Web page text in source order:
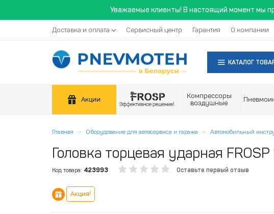
Уважаемые клиенты! В настоящий момент мы
Доставка и оплата Сервисный центр Гарантия О компании
КАТАЛОГ
Акции
Компрессоры
воздушные
Главная Оборудование для автосервиса и гаража Автомобильный
Головка торцевая ударная
Код товара: 423993 Оставьте первый отзыв
Акция!